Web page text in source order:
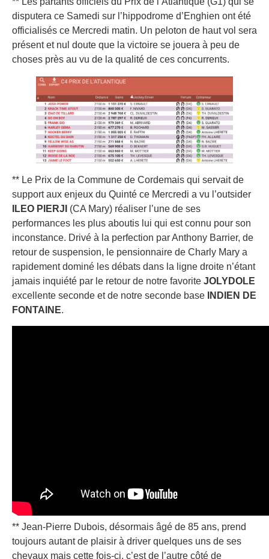
disputera ce Samedi sur l’hippodrome d’Enghien ont été
officialisés ce Mercredi matin. Un peloton de haut vol sera
présent et nul doute que la victoire se jouera à peu de
choses près au vu de la qualité de ces concurrents.
** Le Prix de la Commune de Cordemais qui servait de
support aux enjeux du Quinté ce Mercredi a vu l’outsider
ILEO PIERJI (CA Mary) réaliser l’une de ses
performances les plus aboutis lui qui est connu pour son
inconstance. Drivé à la perfection par Anthony Barrier, de
retour de suspension, le pensionnaire de Charly Mary a
rapidement dominé les débats dans la ligne droite n’étant
jamais inquiété par le retour de notre favorite JOLYDOLE
excellente seconde et de notre seconde base
INDIEN DE
FONTAINE.
** Jean-Pierre Dubois, désormais âgé de 85 ans, prend
toujours autant de plaisir à driver quelques uns de ses
chevaux mais cette fois-ci, c’est de l’autre côté de